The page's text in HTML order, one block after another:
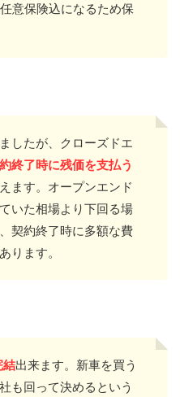
意保険込になるため保
したが、クローズドエ
終了時に残価を支払う
ます。オープンエンド
いた相場より下回る場
契約終了時に多額な費
ります。
結出来ます。新車を買う
も回って決めるという